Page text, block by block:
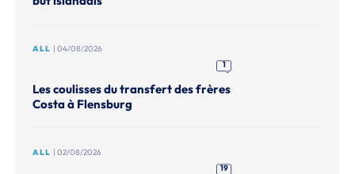
ALL | 04/08/2026
1
Les coulisses du transfert des frères
Costa à Flensburg
ALL | 02/08/2026
19